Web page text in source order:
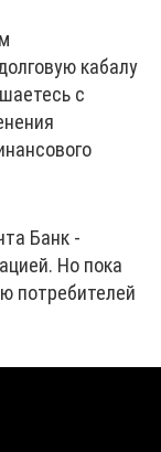
кабалу
с
Банк -
Но пока
потребителей